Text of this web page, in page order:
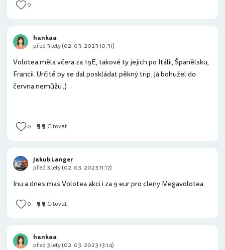
0
Volotea měla včera za 19E, takové ty jejich po Itálii, Španělsku,
Francii. Určitě by se dal poskládat pěkný trip. Já bohužel do
června nemůžu ;)
0 Citovat
hankaa
před 3 lety (02. 03. 2023 10:31)
Inu a dnes mas Volotea akci i za 9 eur pro cleny Megavolotea.
0 Citovat
Jakub Langer
před 3 lety (02. 03. 2023 11:17)
hankaa
před 3 lety (02. 03. 2023 13:14)